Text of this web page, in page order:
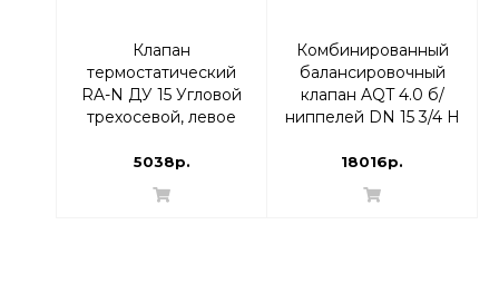
Клапан
термостатический
RA-N ДУ 15 Угловой
трехосевой, левое
013G7022 RTR-N
5038р.
Комбинированный
балансировочный
клапан AQT 4.0 б/
ниппелей DN 15 3/4 Н
003Z8241/003Z8241R
18016р.